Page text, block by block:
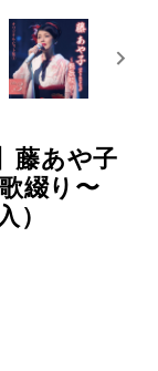
藤あや子
綴り〜